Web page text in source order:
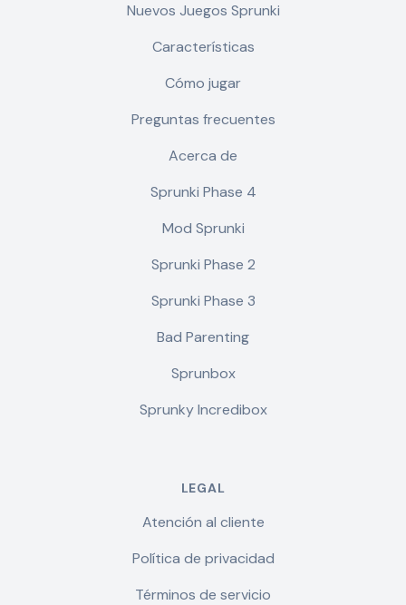
Nuevos Juegos Sprunki
Características
Cómo jugar
Preguntas frecuentes
Acerca de
Sprunki Phase 4
Mod Sprunki
Sprunki Phase 2
Sprunki Phase 3
Bad Parenting
Sprunbox
Sprunky Incredibox
LEGAL
Atención al cliente
Política de privacidad
Términos de servicio